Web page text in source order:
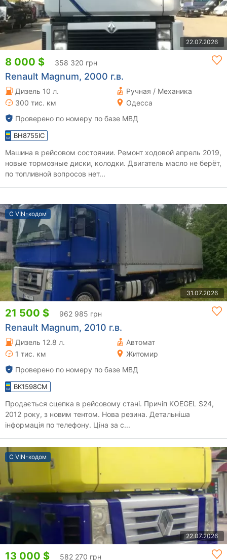
22.07.2026
8 000 $ 358 320 грн
Renault Magnum, 2000 г.в.
Дизель 10 л.
Ручная / Механика
300 тис. км
Одесса
Проверено по номеру по базе МВД
BH8755IC
Машина в рейсовом состоянии. Ремонт ходовой апрель 2019,
новые тормозные диски, колодки. Двигатель масло не берёт,
по топливной вопросов нет...
С VIN-кодом
31.07.2026
21 500 $ 962 985 грн
Renault Magnum, 2010 г.в.
Дизель 12.8 л.
Автомат
1 тис. км
Житомир
Проверено по номеру по базе МВД
BK1598CM
Продається сцепка в рейсовому стані. Причіп KOEGEL S24,
2012 року, з новим тентом. Нова резина. Детальніша
інформація по телефону. Ціна за с...
С VIN-кодом
22.07.2026
13 000 $ 582 270 грн